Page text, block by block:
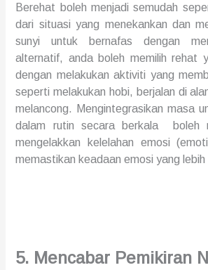
Berehat boleh menjadi semudah
dari situasi yang menekankan dan
sunyi untuk bernafas dengan
alternatif, anda boleh memilihrehat
dengan melakukanaktiviti yang
sepertimelakukan hobi, berjalan di
melancong. Mengintegrasikanmasa
dalam rutin secara berkala boleh
mengelakkan kelelahan emosi
memastikan keadaanemosi yang lebih
5. Mencabar Pemikiran